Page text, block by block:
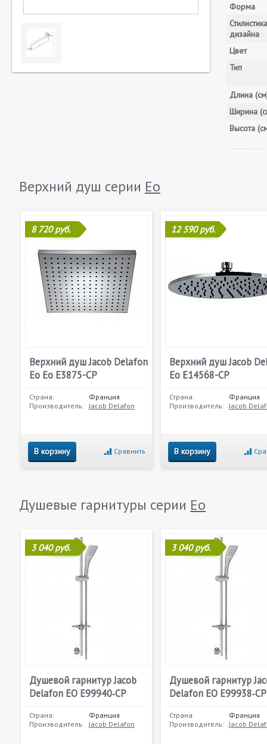
Форма
Стилистика
дизайна
Цвет
Тип
Длина
Ширина
Высота
Верхний душ серии Eo
8 720 руб.
Верхний душ Jacob Delafon
Eo Eo E3875-CP
Страна:
Франция
Производитель: Jacob Delafon
В корзину Сравнить
12 590 руб.
Верхний душ Jacob
Eo E14568-CP
Страна:
Франция
Производитель: Jacob
В корзину
Душевые гарнитуры серии Eo
3 040 руб.
Душевой гарнитур Jacob
Delafon EO E99940‐CP
Страна:
Франция
Производитель: Jacob Delafon
3 040 руб.
Душевой гарнитур
Delafon EO E99938‐CP
Страна:
Франция
Производитель: Jacob